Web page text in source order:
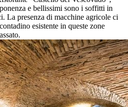
e bellissimi sono i soffitti in
La presenza di macchine agricole ci
esistente in queste zone